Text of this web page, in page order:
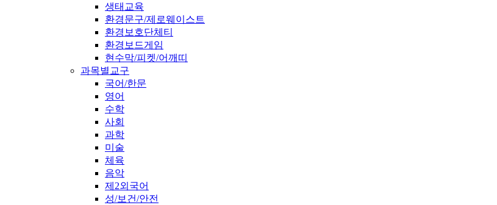
생태교육
환경문구/제로웨이스트
환경보호단체티
환경보드게임
현수막/피켓/어깨띠
과목별교구
국어/한문
영어
수학
사회
과학
미술
체육
음악
제2외국어
성/보건/안전